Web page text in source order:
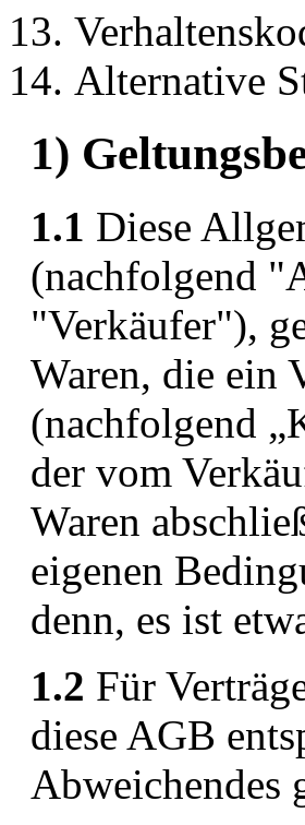
Alternative
1)
1.1 Diese
(nachfolgend
"Verkäufer"),
Waren, die ein
(nachfolgend
der vom
Waren
eigenen
denn, es ist
1.2 Für
diese AGB
Abweichendes